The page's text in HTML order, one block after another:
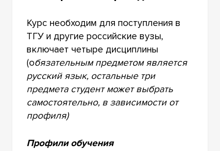
Курс необходим для поступления в
ТГУ и другие российские вузы,
включает четыре дисциплины
(обязательным предметом является
русский язык, остальные три
предмета студент может выбрать
самостоятельно, в зависимости от
профиля)
Профили обучения